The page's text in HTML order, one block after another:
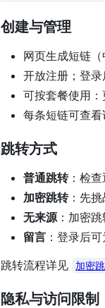
创建与管理
网页生成短链（
开放注册；登
可按套餐使用
每条短链可查看
跳转方式
普通跳转：检
加密跳转：先
无来源 ：加密
留言 ：登录后
跳转流程详见
加密
隐私与访问限制